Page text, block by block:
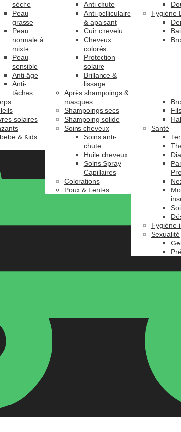
sèche
Peau
grasse
Peau
normale à
mixte
Peau
sensible
Anti-âge
Anti-
tâches
solaires
& Kids
Anti chute
Anti-pelliculaire
& apaisant
Cuir chevelu
Cheveux
colorés
Protection
solaire
Brillance &
lissage
Après shampoings &
masques
Shampoings secs
Shampoing solide
Soins cheveux
Soins anti-
chute
Huile cheveux
Soins Spray
Capillaires
Colorations
Poux & Lentes
Hygiène
Santé
Hygiène
Sexualité